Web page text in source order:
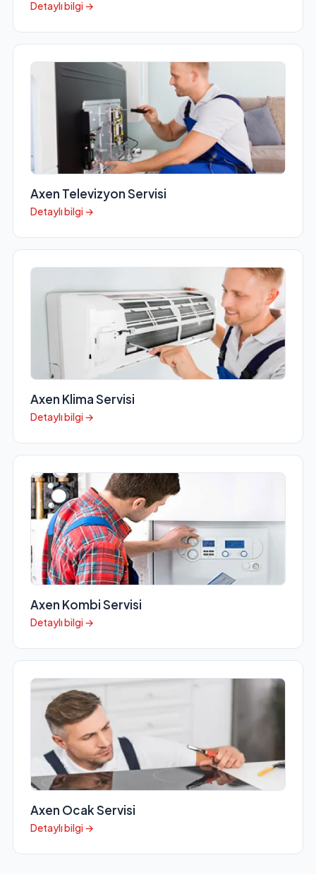
Detaylı bilgi →
Axen Televizyon Servisi
Detaylı bilgi →
Axen Klima Servisi
Detaylı bilgi →
Axen Kombi Servisi
Detaylı bilgi →
Axen Ocak Servisi
Detaylı bilgi →